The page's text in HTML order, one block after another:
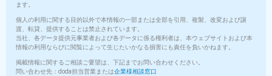
ます。
個人の利用に関する目的以外で本情報の一部または全部を引用、複製、改変および譲
渡、転貸、提供することは禁止されています。
当社、各データ提供元事業者および各データに係る権利者は、本ウェブサイトおよび本
情報の利用ならびに閲覧によって生じたいかなる損害にも責任を負いかねます。
掲載情報に関するご相談ご要望は、下記までお問い合わせください。
問い合わせ先：doda担当営業または企業様相談窓口